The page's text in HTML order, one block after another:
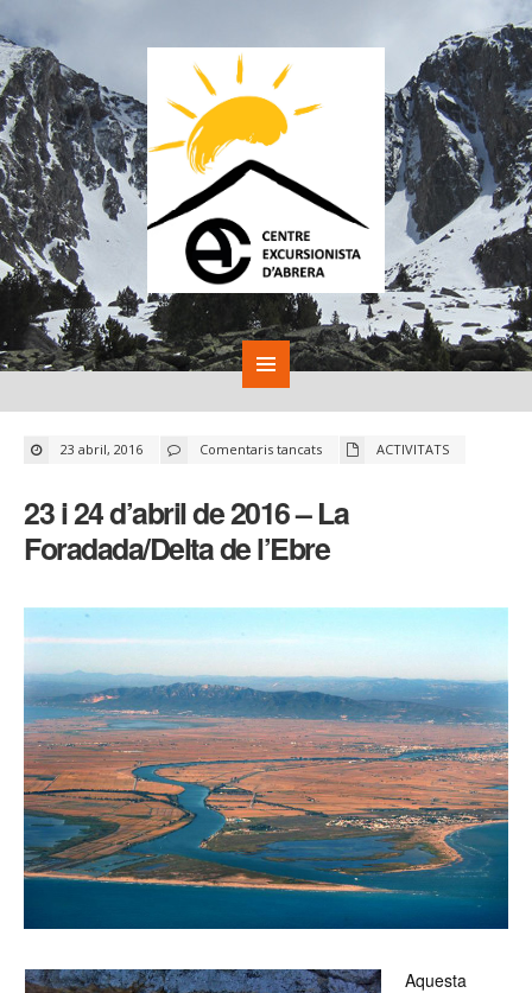
23 abril, 2016 Comentaris tancatsa
23
d’abril
de
2016
La
Foradada/Delta
ACTIVITATS
23 i 24 d’abril de 2016 – La
Foradada/Delta de l’Ebre
Aquesta